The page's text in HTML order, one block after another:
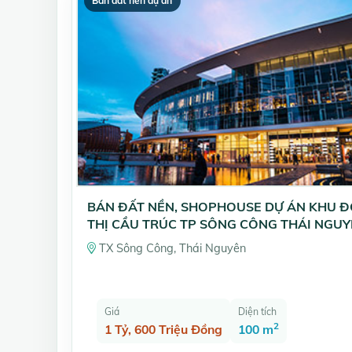
BÁN ĐẤT NỀN, SHOPHOUSE DỰ ÁN KHU
THỊ CẦU TRÚC TP SÔNG CÔNG THÁI
TX Sông Công, Thái Nguyên
Giá
1 Tỷ, 600 Triệu Đồng
Diện tích
100 m2